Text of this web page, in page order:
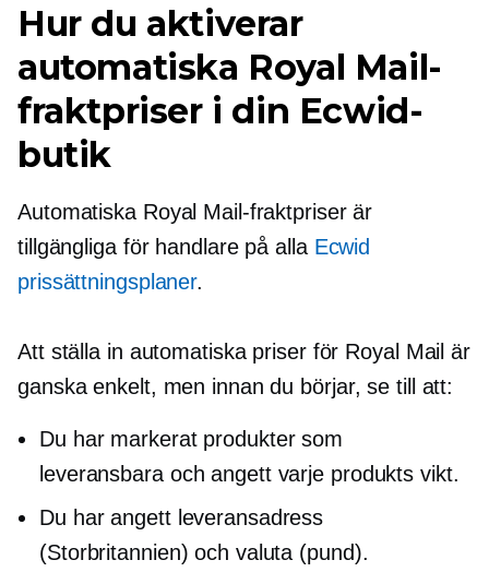
Hur du aktiverar
automatiska Royal Mail-
fraktpriser i din Ecwid-
butik
Automatiska Royal Mail-fraktpriser är
tillgängliga för handlare på alla Ecwid
prissättningsplaner.
Att ställa in automatiska priser för Royal Mail är
ganska enkelt, men innan du börjar, se till att:
Du har markerat produkter som
leveransbara och angett varje produkts vikt.
Du har angett leveransadress
(Storbritannien) och valuta (pund).